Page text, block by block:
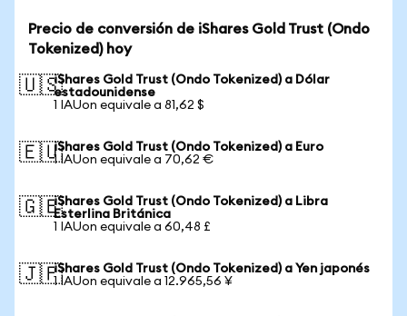
Precio de conversión de iShares Gold Trust (Ondo
Tokenized) hoy
🇺🇸iShares Gold Trust (Ondo Tokenized) a Dólar
estadounidense
1 IAUon equivale a 81,62 $
🇪🇺iShares Gold Trust (Ondo Tokenized) a Euro
1 IAUon equivale a 70,62 €
🇬🇧iShares Gold Trust (Ondo Tokenized) a Libra
Esterlina Británica
1 IAUon equivale a 60,48 £
🇯🇵iShares Gold Trust (Ondo Tokenized) a Yen japonés
1 IAUon equivale a 12.965,56 ¥